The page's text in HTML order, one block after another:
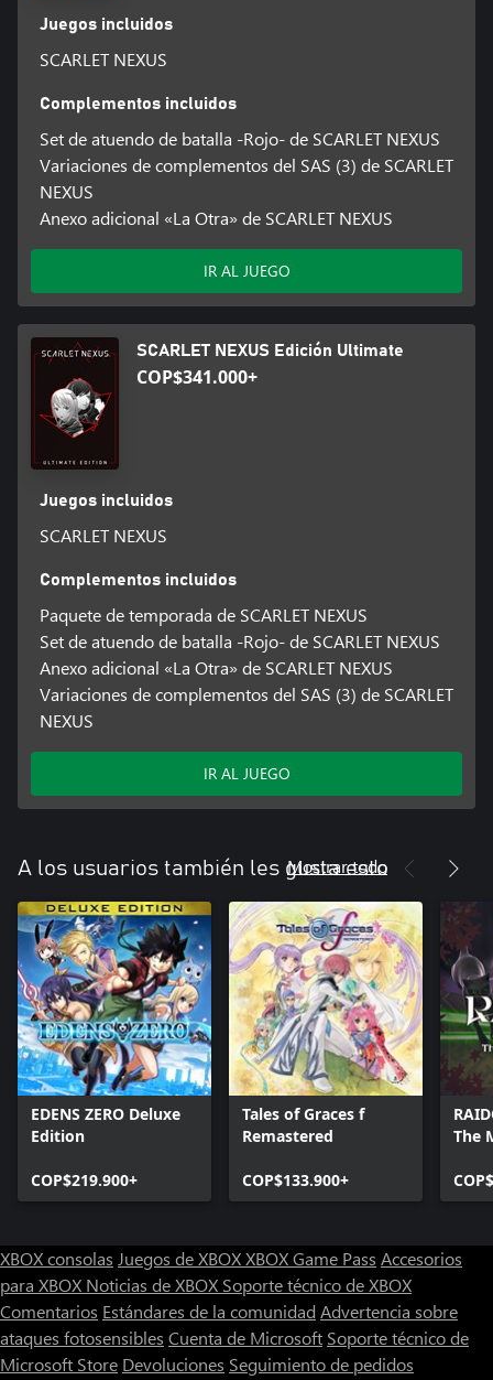
Juegos incluidos
SCARLET NEXUS
Complementos incluidos
Set de atuendo de batalla -Rojo- de SCARLET NEXUS
Variaciones de complementos del SAS (3) de SCARLET
NEXUS
Anexo adicional «La Otra» de SCARLET NEXUS
IR AL JUEGO
SCARLET NEXUS Edición Ultimate
COP$341.000+
Juegos incluidos
SCARLET NEXUS
Complementos incluidos
Paquete de temporada de SCARLET NEXUS
Set de atuendo de batalla -Rojo- de SCARLET NEXUS
Anexo adicional «La Otra» de SCARLET NEXUS
Variaciones de complementos del SAS (3) de SCARLET
NEXUS
IR AL JUEGO
A los usuarios también les gusta esto
Mostrar todo
EDENS ZERO Deluxe
Edition
COP$219.900+
Tales of Graces f
Remastered
COP$133.900+
The
XBOX consolas Juegos de XBOXXBOX Game Pass Accesorios
para XBOX Noticias de XBOX Soporte técnico de XBOX
Comentarios Estándares de la comunidad Advertencia sobre
ataques fotosensibles Cuenta de Microsoft Soporte técnico de
Microsoft Store Devoluciones Seguimiento de pedidos